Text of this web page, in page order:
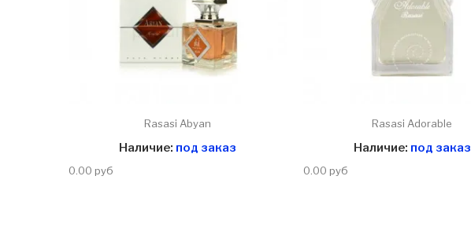
Rasasi Abyan
Наличие: под заказ
0.00 руб
Rasasi Adorable
Наличие: под заказ
0.00 руб